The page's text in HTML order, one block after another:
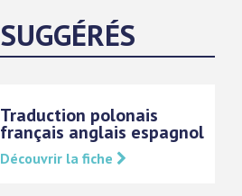
SUGGÉRÉS
Traduction polonais
français anglais espagnol
Découvrir la fiche